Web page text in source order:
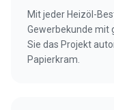
Mit jeder Heizöl-
Gewerbekunde
Sie das Projekt
Papierkram.